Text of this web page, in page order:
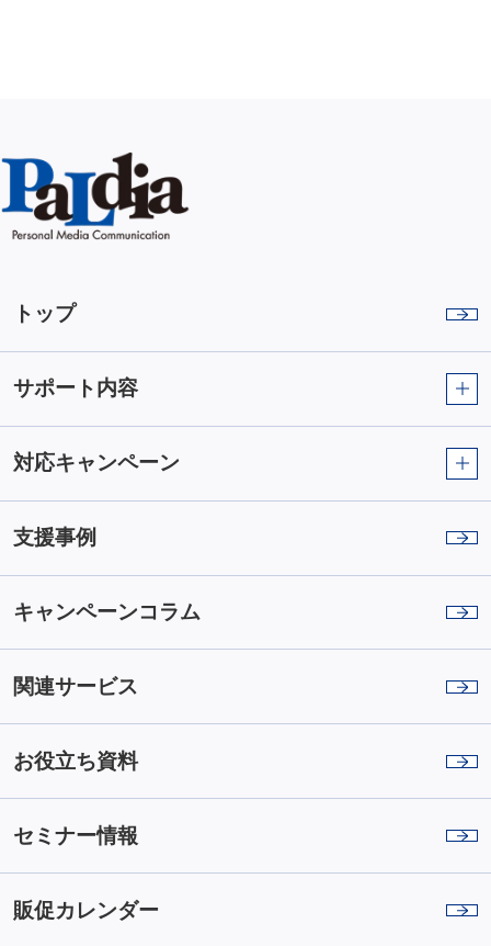
トップ
サポート内容
対応キャンペーン
支援事例
キャンペーンコラム
関連サービス
お役立ち資料
セミナー情報
販促カレンダー